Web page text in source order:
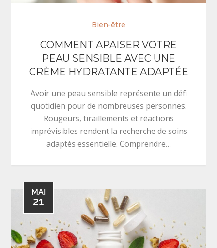
Bien-être
COMMENT APAISER VOTRE
PEAU SENSIBLE AVEC UNE
CRÈME HYDRATANTE ADAPTÉE
Avoir une peau sensible représente un défi
quotidien pour de nombreuses personnes.
Rougeurs, tiraillements et réactions
imprévisibles rendent la recherche de soins
adaptés essentielle. Comprendre…
MAI
21